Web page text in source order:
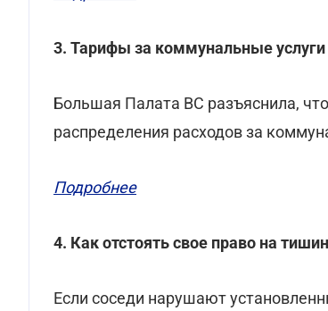
3. Тарифы за коммунальные
Большая Палата ВС разъяснила,
распределения расходов за
Подробнее
4. Как отстоять свое право на
Если соседи нарушают